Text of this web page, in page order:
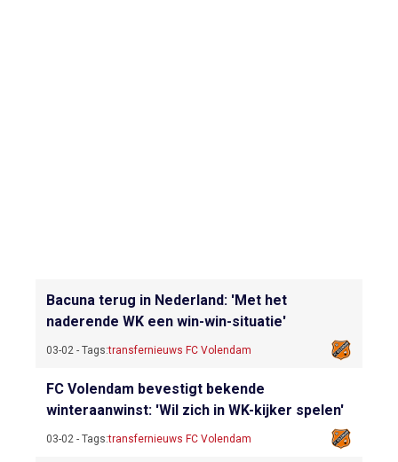
Bacuna terug in Nederland: 'Met het
naderende WK een win-win-situatie'
03-02 - Tags:transfernieuws FC Volendam
FC Volendam bevestigt bekende
winteraanwinst: 'Wil zich in WK-kijker spelen'
03-02 - Tags:transfernieuws FC Volendam